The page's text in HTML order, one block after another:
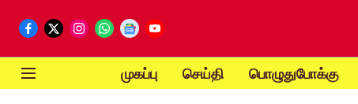
முகப்பு செய்தி பொழுதுபோக்கு